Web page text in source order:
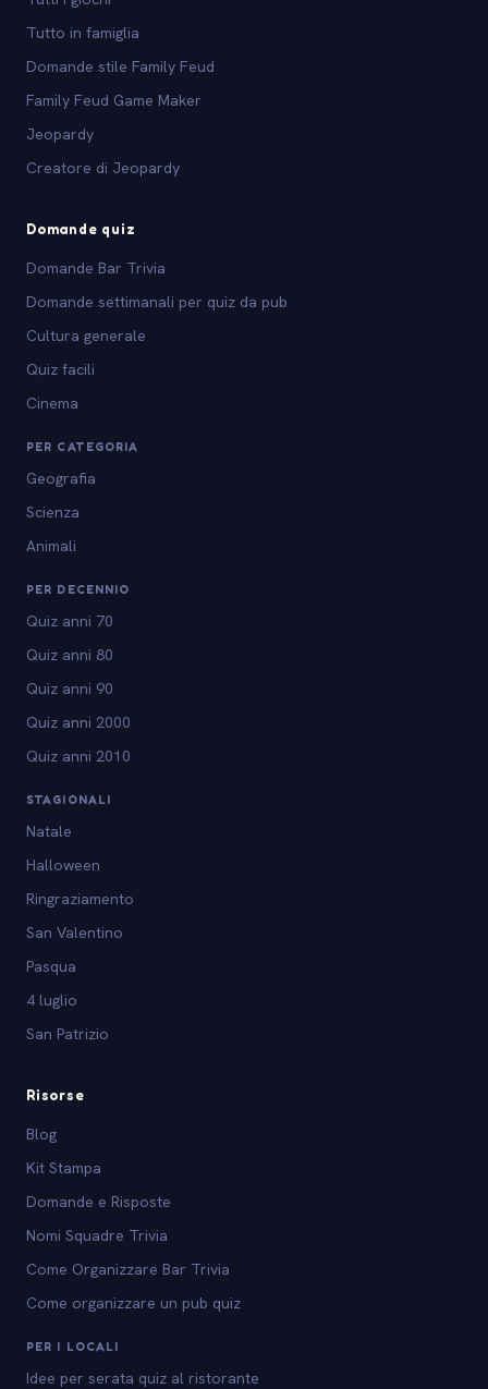
Tutto in famiglia
Domande stile Family Feud
Family Feud Game Maker
Jeopardy
Creatore di Jeopardy
Domande quiz
Domande Bar Trivia
Domande settimanali per quiz da pub
Cultura generale
Quiz facili
Cinema
PER CATEGORIA
Geografia
Scienza
Animali
PER DECENNIO
Quiz anni 70
Quiz anni 80
Quiz anni 90
Quiz anni 2000
Quiz anni 2010
STAGIONALI
Natale
Halloween
Ringraziamento
San Valentino
Pasqua
4 luglio
San Patrizio
Risorse
Blog
Kit Stampa
Domande e Risposte
Nomi Squadre Trivia
Come Organizzare Bar Trivia
Come organizzare un pub quiz
PER I LOCALI
Idee per serata quiz al ristorante